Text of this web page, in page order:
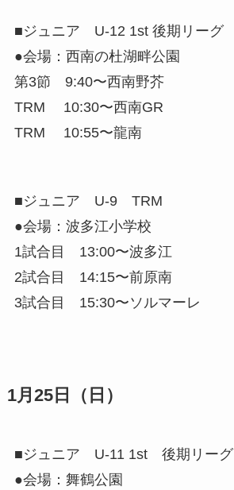
■ジュニア U-12 1st 後期リーグ
●会場：西南の杜湖畔公園
第3節 9:40〜西南野芥
TRM 10:30〜西南GR
TRM 10:55〜龍南
■ジュニア U-9 TRM
●会場：波多江小学校
1試合目 13:00〜波多江
2試合目 14:15〜前原南
3試合目 15:30〜ソルマーレ
1月25日（日）
■ジュニア U-11 1st 後期リーグ
●会場：舞鶴公園